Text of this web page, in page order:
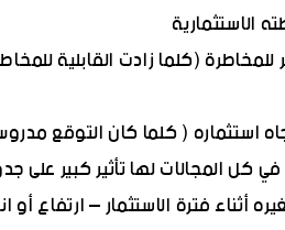
الاستثمارية
(كلما زادت القابلية
استثماره ( كلما كان التوقع
كل المجالات لها تأثير كبير على
أثناء فترة الاستثمار – ارتفاع